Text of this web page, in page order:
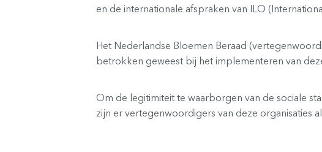
en de internationale afspraken van ILO
Het Nederlandse Bloemen Beraad
betrokken geweest bij het implementeren van
Om de legitimiteit te waarborgen van de sociale
zijn er vertegenwoordigers van deze organisaties